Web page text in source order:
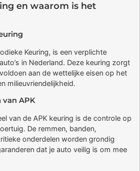
en waarom is het
Keuring, is een verplichte
in Nederland. Deze keuring zorgt
aan de wettelijke eisen op het
milieuvriendelijkheid.
van APK
van de APK keuring is de controle op
De remmen, banden,
onderdelen worden grondig
dat je auto veilig is om mee